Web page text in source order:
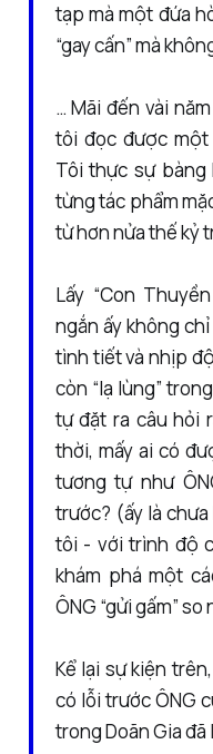
tạp mà một đứa
“gay cấn” mà
… Mãi đến vài
tôi đọc được một
Tôi thực sự bàng
từng tác phẩm
từ hơn nửa thế kỷ
Lấy “Con
ngắn ấy không
tình tiết và nhịp
còn “lạ lùng”
tự đặt ra câu hỏi
thời, mấy ai có
tương tự như
trước? (ấy là
tôi - với trình độ
khám phá một
ÔNG “gửi gấm”
Kể lại sự kiện
có lỗi trước ÔNG
trong Doãn Gia